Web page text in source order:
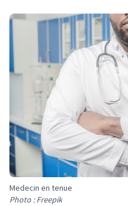
Medecin en tenue
Photo : Freepik